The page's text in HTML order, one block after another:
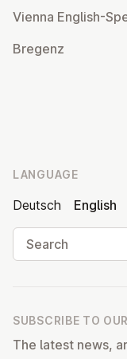
Vienna English-
Bregenz
LANGUAGE
Deutsch
English
Search
SUBSCRIBE TO
The latest news,